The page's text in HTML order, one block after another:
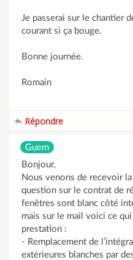
Je passerai sur le chantier
courant si ça bouge.
Bonne journée.
Romain
Répondre
Guem
Bonjour,
Nous venons de recevoir
question sur le contrat de
fenêtres sont blanc côté
mais sur le mail voici ce
prestation :
- Remplacement de
extérieures blanches par